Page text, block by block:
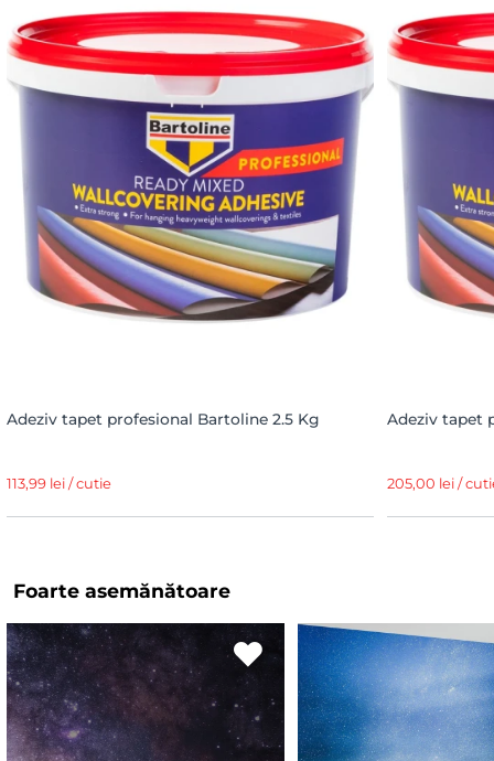
Adeziv tapet profesional Bartoline 2.5 Kg
113,99 lei / cutie
Adeziv tapet
205,00 lei /
Foarte asemănătoare